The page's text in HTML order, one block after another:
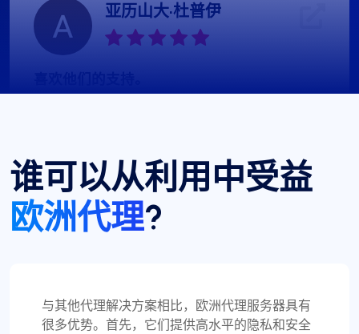
亚历山大·杜普伊
能快速响应。
谁可以从利用中受益
欧洲代理?
与其他代理解决方案相比，欧洲代理服务器具有
很多优势。首先，它们提供高水平的隐私和安全